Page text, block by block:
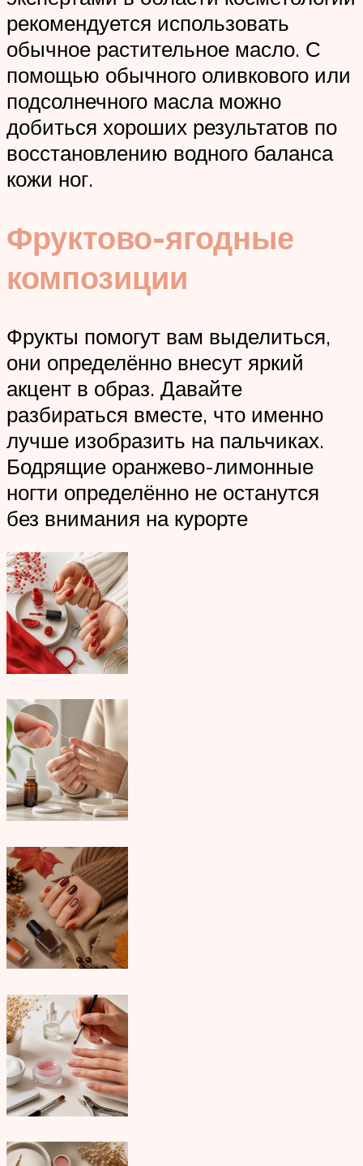
рекомендуется использовать
обычное растительное масло. С
помощью обычного оливкового или
подсолнечного масла можно
добиться хороших результатов по
восстановлению водного баланса
кожи ног.
Фруктово-ягодные
композиции
Фрукты помогут вам выделиться,
они определённо внесут яркий
акцент в образ. Давайте
разбираться вместе, что именно
лучше изобразить на пальчиках.
Бодрящие оранжево-лимонные
ногти определённо не останутся
без внимания на курорте